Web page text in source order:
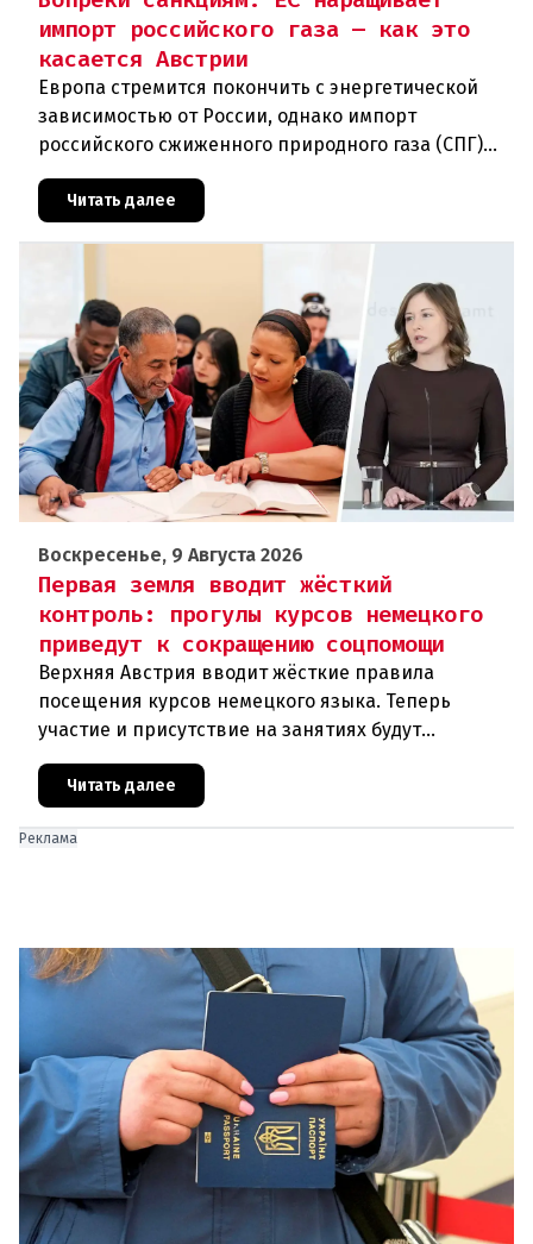
импорт российского газа — как это
касается Австрии
Европа стремится покончить с энергетической
зависимостью от России, однако импорт
российского сжиженного природного газа (СПГ)
закупили значительно больше газ
Читать далее
Воскресенье, 9 Августа 2026
Первая земля вводит жёсткий
контроль: прогулы курсов немецкого
приведут к сокращению соцпомощи
Верхняя Австрия вводит жёсткие правила
посещения курсов немецкого языка. Теперь
участие и присутствие на занятиях будут
Те, кто без уважительной причины про
Читать далее
Реклама